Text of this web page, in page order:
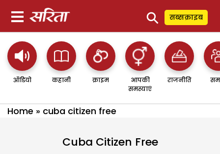
⚲ सब्सक्राइब
ऑडियो कहानी क्राइम
आपकी
समस्याएं
राजनीति
Home » cuba citizen free
Cuba Citizen Free